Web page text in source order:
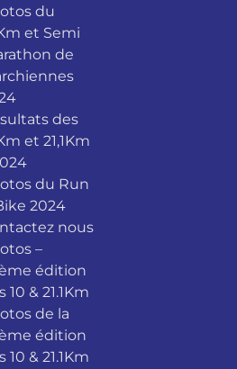
du
et Semi
de
des
et 21,1Km
du Run
2024
nous
–
édition
10 & 21.1Km
de la
édition
10 & 21.1Km